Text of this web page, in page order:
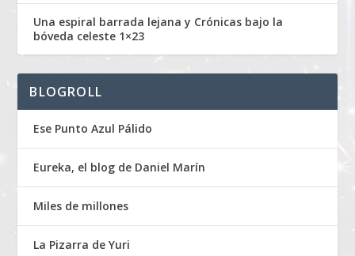
Una espiral barrada lejana y Crónicas bajo la
bóveda celeste 1×23
BLOGROLL
Ese Punto Azul Pálido
Eureka, el blog de Daniel Marín
Miles de millones
La Pizarra de Yuri